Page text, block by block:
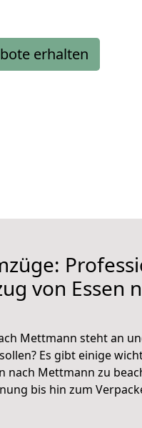
erhalten
von Essen
Mettmann steht an
Es gibt einige
nach Mettmann zu
bis hin zum